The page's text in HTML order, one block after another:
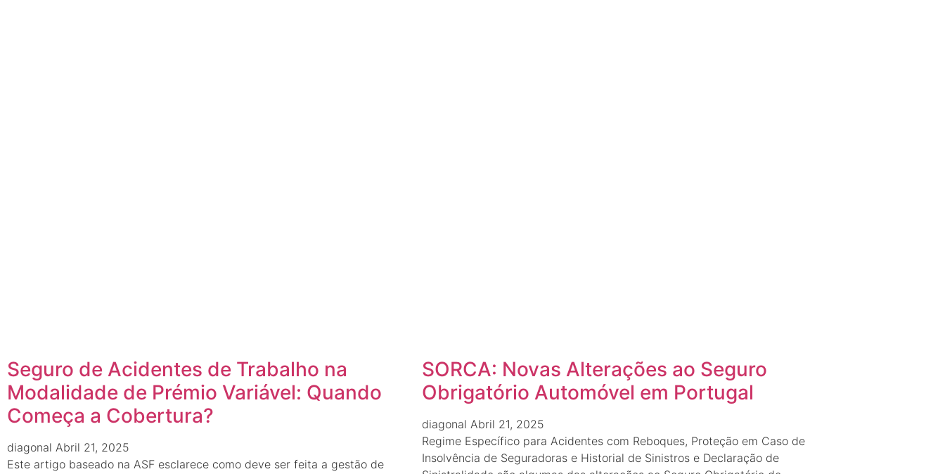
Seguro de Acidentes de Trabalho na
Modalidade de Prémio Variável: Quando
Começa a Cobertura?
diagonal Abril 21, 2025
Este artigo baseado na ASF esclarece como deve ser feita a gestão de
SORCA: Novas Alterações ao Seguro
Obrigatório Automóvel em Portugal
diagonal Abril 21, 2025
Regime Específico para Acidentes com Reboques, Proteção em Caso de
Insolvência de Seguradoras e Historial de Sinistros e Declaração de